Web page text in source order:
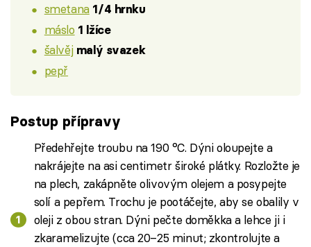
smetana 1/4 hrnku
máslo 1 lžíce
šalvěj malý svazek
pepř
Postup přípravy
Předehřejte troubu na 190 °C. Dýni oloupejte a
nakrájejte na asi centimetr široké plátky. Rozložte je
na plech, zakápněte olivovým olejem a posypejte
solí a pepřem. Trochu je pootáčejte, aby se obalily v
oleji z obou stran. Dýni pečte doměkka a lehce ji i
zkaramelizujte (cca 20–25 minut; zkontrolujte a